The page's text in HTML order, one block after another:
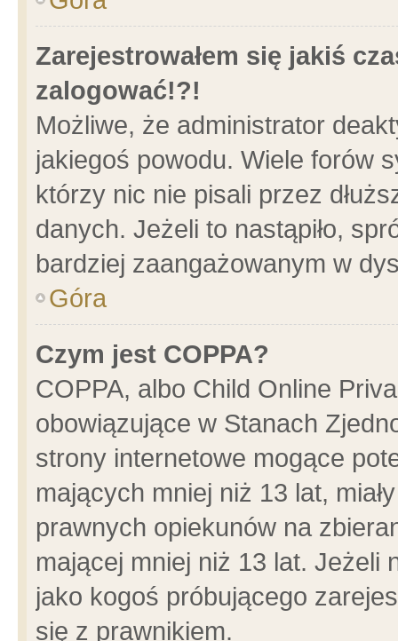
Zarejestrowałem się jakiś
zalogować!?!
Możliwe, że administrator
jakiegoś powodu. Wiele forów
którzy nic nie pisali przez
danych. Jeżeli to nastąpiło,
bardziej zaangażowanym w
Góra
Czym jest COPPA?
COPPA, albo Child Online
obowiązujące w Stanach
strony internetowe mogące
mających mniej niż 13 lat,
prawnych opiekunów na
mającej mniej niż 13 lat. Jeżeli
jako kogoś próbującego
się z prawnikiem.